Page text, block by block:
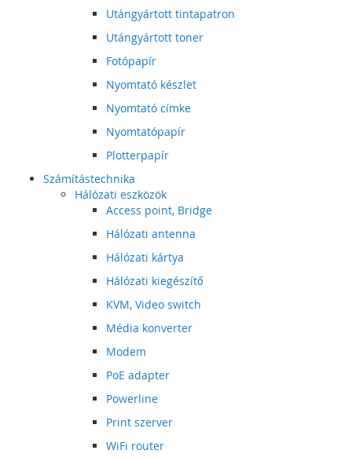
Utángyártott tintapatron
Utángyártott toner
Fotópapír
Nyomtató készlet
Nyomtató címke
Nyomtatópapír
Plotterpapír
Számítástechnika
Hálózati eszközök
Access point, Bridge
Hálózati antenna
Hálózati kártya
Hálózati kiegészítő
KVM, Video switch
Média konverter
Modem
PoE adapter
Powerline
Print szerver
WiFi router